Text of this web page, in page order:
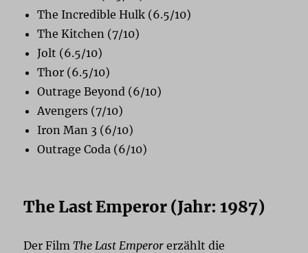
The Incredible Hulk (6.5/10)
The Kitchen (7/10)
Jolt (6.5/10)
Thor (6.5/10)
Outrage Beyond (6/10)
Avengers (7/10)
Iron Man 3 (6/10)
Outrage Coda (6/10)
The Last Emperor (Jahr: 1987)
Der FilmThe Last Emperor erzählt die